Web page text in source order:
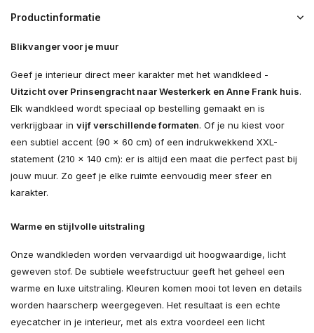
Productinformatie
Blikvanger voor je muur
Geef je interieur direct meer karakter met het wandkleed -
Uitzicht over Prinsengracht naar Westerkerk en Anne Frank huis.
Elk wandkleed wordt speciaal op bestelling gemaakt en is
verkrijgbaar in vijf verschillende formaten. Of je nu kiest voor
een subtiel accent (90 × 60 cm) of een indrukwekkend XXL-
statement (210 × 140 cm): er is altijd een maat die perfect past bij
jouw muur. Zo geef je elke ruimte eenvoudig meer sfeer en
karakter.
Warme en stijlvolle uitstraling
Onze wandkleden worden vervaardigd uit hoogwaardige, licht
geweven stof. De subtiele weefstructuur geeft het geheel een
warme en luxe uitstraling. Kleuren komen mooi tot leven en details
worden haarscherp weergegeven. Het resultaat is een echte
eyecatcher in je interieur, met als extra voordeel een licht